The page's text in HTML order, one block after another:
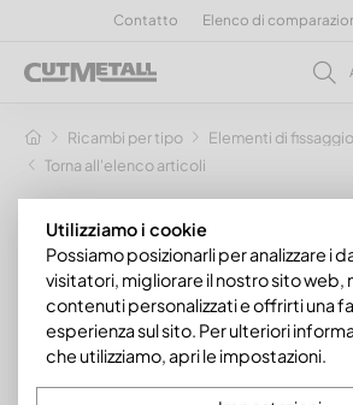
Contatto Elenco di
Ricambi per tipo Elementi di fissaggio
Torna all'elenco articoli
Utilizziamo i cookie
Possiamo posizionarli per analizzare i
visitatori, migliorare il nostro sito web,
contenuti personalizzati e offrirti una
esperienza sul sito. Per ulteriori
che utilizziamo, apri le impostazioni.